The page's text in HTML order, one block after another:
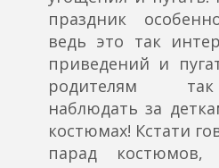
праздник
ведь это так
приведений и
родителям
наблюдать за
костюмах! Кстати
парад костюмов,